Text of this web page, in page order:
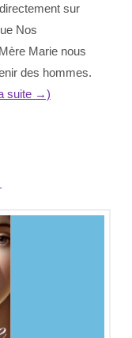
sur
Nos
Marie nous
des hommes.
suite →)